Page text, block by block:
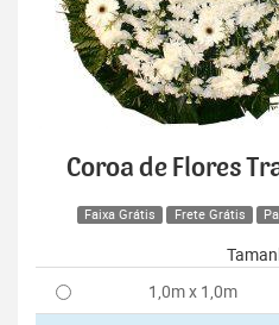
Coroa de Flores
Faixa Grátis Frete Grátis
1,0m x 1,0m